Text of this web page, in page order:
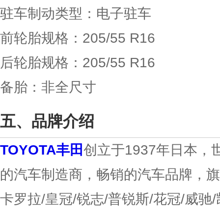
驻车制动类型：电子驻车
前轮胎规格：205/55 R16
后轮胎规格：205/55 R16
备胎：非全尺寸
品牌介绍
TOYOTA丰田创立于1937年日本，
的汽车制造商，畅销的汽车品牌，
卡罗拉/皇冠/锐志/普锐斯/花冠/威驰